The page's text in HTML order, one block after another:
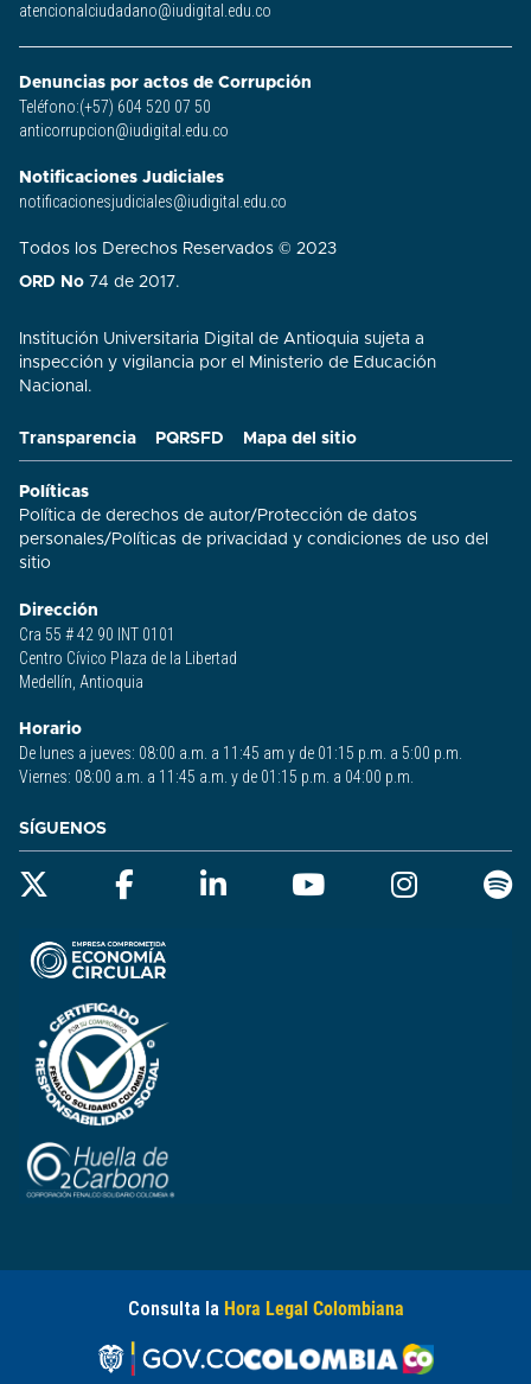
Transparencia PQRSFD Mapa del sitio
Políticas
Política de derechos de autor/ Protección de datos
personales/ Políticas de privacidad y condiciones de uso del
sitio​
Dirección
Cra 55 # 42 90 INT 0101
Centro Cívico Plaza de la Libertad
Medellín, Antioquia
Horario
De lunes a jueves: 08:00 a.m. a 11:45 am y de 01:15 p.m. a 5:00 p.m.
Viernes: 08:00 a.m. a 11:45 a.m. y de 01:15 p.m. a 04:00 p.m.
atencionalciudadano@iudigital.edu.co
Denuncias por actos de Corrupción
Teléfono:(+57) 604 520 07 50
anticorrupcion@iudigital.edu.co
Notificaciones Judiciales
notificacionesjudiciales@iudigital.edu.co
Todos los Derechos Reservados © 2023
ORD No 74 de 2017.
Institución Universitaria Digital de Antioquia sujeta a
inspección y vigilancia por el Ministerio de Educación
Nacional.
SÍGUENOS
Consulta la Hora Legal Colombiana